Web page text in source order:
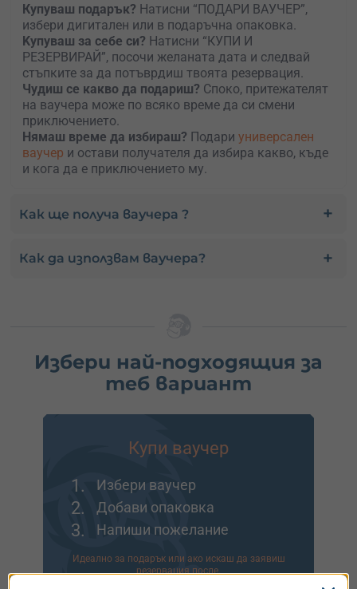
Купуваш подарък? Натисни “ПОДАРИ ВАУЧЕР”,
избери дигитален или в подаръчна опаковка.
Kупуваш за себе си? Натисни “КУПИ И
РЕЗЕРВИРАЙ”, посочи желаната дата и следвай
стъпките за да потъврдиш твоята резервация.
Чудиш се какво да подариш? Споко, притежателят
на ваучера може по всяко време да си смени
приключението.
Нямаш време да избираш? Подари универсален
ваучер и остави получателя да избира какво, къде
и кога да е приключението му.
Как ще получа ваучера ?
Как да използвам ваучера?
Избери най-подходящия за
теб вариант
Купи ваучер
1. Избери ваучер
2. Добави опаковка
3. Напиши пожелание
Идеално за подарък или ако искаш да заявиш
резервация после.